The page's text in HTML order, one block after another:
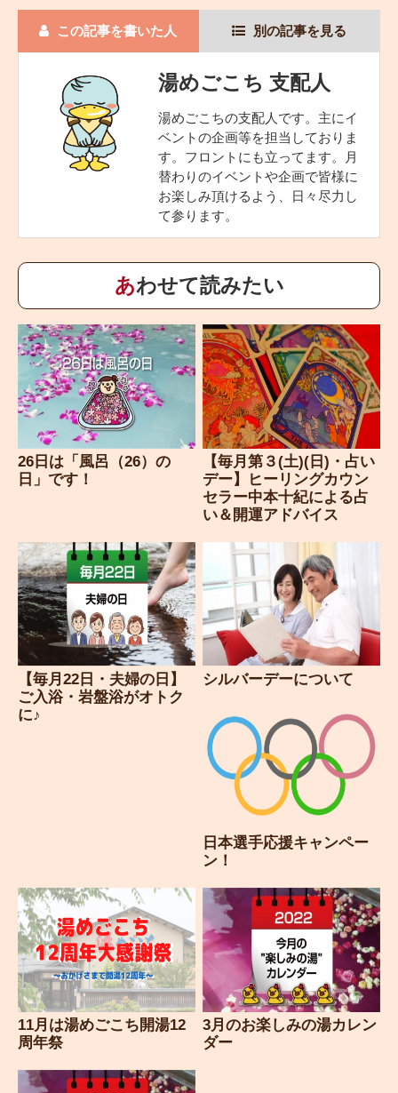
この記事を書いた人 別の記事を見る
湯めごこち 支配人
湯めごこちの支配人です。主にイ
ベントの企画等を担当しておりま
す。フロントにも立ってます。月
替わりのイベントや企画で皆様に
お楽しみ頂けるよう、日々尽力し
て参ります。
あわせて読みたい
26日は「風呂（26）の
日」です！
【毎月第３(土)(日)・占い
デー】ヒーリングカウン
セラー中本十紀による占
い＆開運アドバイス
【毎月22日・夫婦の日】
ご入浴・岩盤浴がオトク
に♪
シルバーデーについて
日本選手応援キャンペー
ン！
11月は湯めごこち開湯12
周年祭
3月のお楽しみの湯カレン
ダー